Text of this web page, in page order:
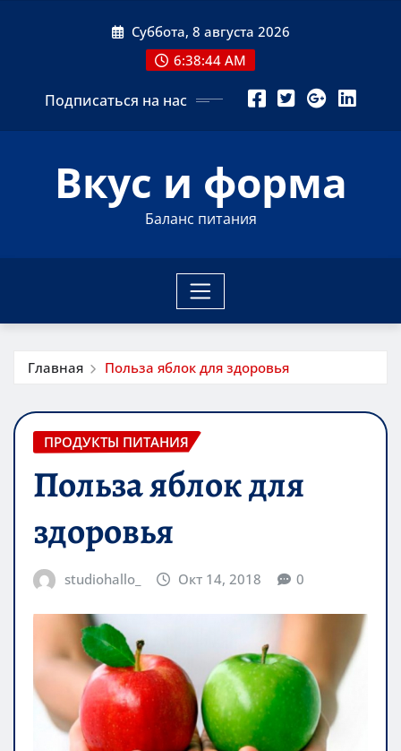
Суббота, 8 августа 2026
6:38:46 AM
Подписаться на нас
Вкус и форма
Баланс питания
Главная Польза яблок для здоровья
ПРОДУКТЫ ПИТАНИЯ
Польза яблок для
здоровья
studiohallo_ Окт 14, 2018 0